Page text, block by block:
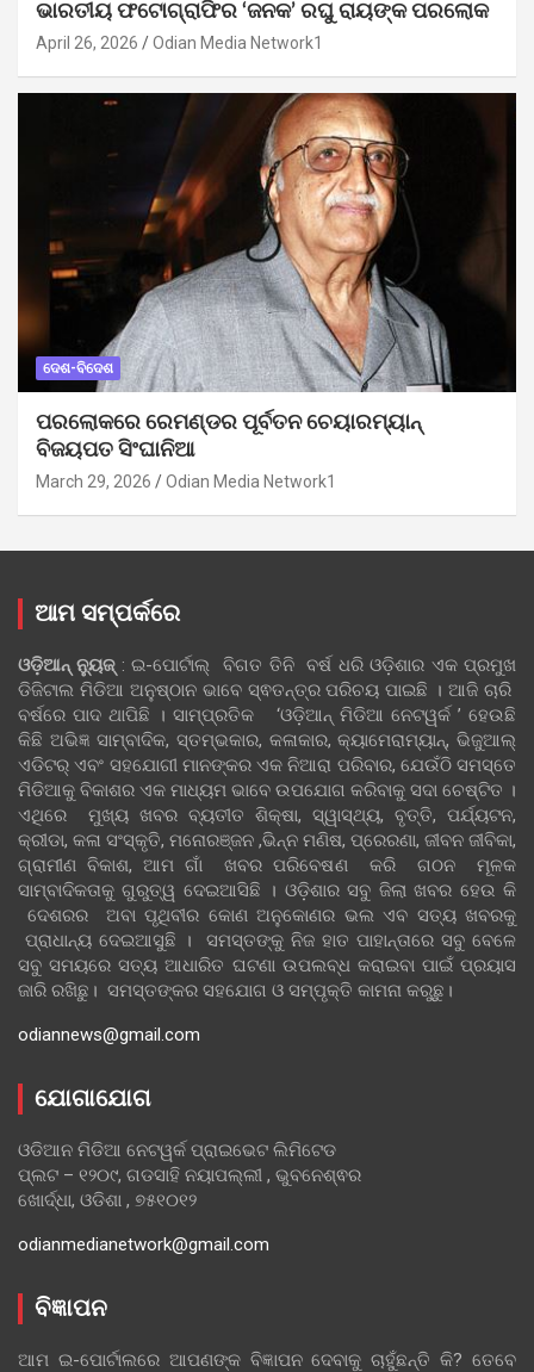
ଭାରତୀୟ ଫଟୋଗ୍ରାଫିର ‘ଜନକ’ ରଘୁ ରାୟଙ୍କ ପରଲୋକ
April 26, 2026 Odian Media Network1
ଦେଶ-ବିଦେଶ
ପରଲୋକରେ ରେମଣ୍ଡର ପୂର୍ବତନ ଚେୟାରମ୍ୟାନ୍
ବିଜୟପତ ସିଂଘାନିଆ
March 29, 2026 Odian Media Network1
ଆମ ସମ୍ପର୍କରେ
ଓଡ଼ିଆନ୍‍ ନ୍ୟୁଜ୍‍: ଇ-ପୋର୍ଟାଲ୍ ବିଗତ ତିନି ବର୍ଷ ଧରି ଓଡ଼ିଶାର ଏକ ପ୍ରମୁଖ
ଡିଜିଟାଲ ମିଡିଆ ଅନୁଷ୍ଠାନ ଭାବେ ସ୍ଵତନ୍ତ୍ର ପରିଚୟ ପାଇଛି । ଆଜି ଚାରି
ବର୍ଷରେ ପାଦ ଥାପିଛି । ସାମ୍ପ୍ରତିକ ‘ଓଡ଼ିଆନ୍‍ ମିଡିଆ ନେଟୱର୍କ ’ ହେଉଛି
କିଛି ଅଭିଜ୍ଞ ସାମ୍ବାଦିକ, ସ୍ତମ୍ଭକାର, କଳାକାର, କ୍ୟାମେରାମ୍ୟାନ୍, ଭିଜୁଆଲ୍
ଏଡିଟର୍ ଏବଂ ସହଯୋଗୀ ମାନଙ୍କର ଏକ ନିଆରା ପରିବାର, ଯେଉଁଠି ସମସ୍ତେ
ମିଡିଆକୁ ବିକାଶର ଏକ ମାଧ୍ୟମ ଭାବେ ଉପଯୋଗ କରିବାକୁ ସଦା ଚେଷ୍ଟିତ ।
ଏଥିରେ ମୁଖ୍ୟ ଖବର ବ୍ୟତୀତ ଶିକ୍ଷା, ସ୍ୱାସ୍ଥ୍ୟ, ବୃତ୍ତି, ପର୍ଯ୍ୟଟନ,
କ୍ରୀଡା, କଳା ସଂସ୍କୃତି, ମନୋରଞ୍ଜନ ,ଭିନ୍ନ ମଣିଷ, ପ୍ରେରଣା, ଜୀବନ ଜୀବିକା,
ଗ୍ରାମୀଣ ବିକାଶ, ଆମ ଗାଁ ଖବର ପରିବେଷଣ କରି ଗଠନ ମୂଳକ
ସାମ୍ବାଦିକତାକୁ ଗୁରୁତ୍ୱ ଦେଇଆସିଛି । ଓଡ଼ିଶାର ସବୁ ଜିଲା ଖବର ହେଉ କି
ଦେଶରର ଅବା ପୃଥିବୀର କୋଣ ଅନୁକୋଣର ଭଲ ଏବ ସତ୍ୟ ଖବରକୁ
ପ୍ରାଧାନ୍ୟ ଦେଇଆସୁଛି । ସମସ୍ତଙ୍କୁ ନିଜ ହାତ ପାହାନ୍ତାରେ ସବୁ ବେଳେ
ସବୁ ସମୟରେ ସତ୍ୟ ଆଧାରିତ ଘଟଣା ଉପଲବ୍ଧ କରାଇବା ପାଇଁ ପ୍ରୟାସ
ଜାରି ରଖିଛୁ। ସମସ୍ତଙ୍କର ସହଯୋଗ ଓ ସମ୍ପୃକ୍ତି କାମନା କରୁଛୁ।
odiannews@gmail.com
ଯୋଗାଯୋଗ
ଓଡିଆନ ମିଡିଆ ନେଟୱର୍କ ପ୍ରାଇଭେଟ ଲିମିଟେଡ
ପ୍ଲଟ – ୧୨୦୯, ଗଡସାହି ନୟାପଲ୍ଲୀ , ଭୁବନେଶ୍ଵର
ଖୋର୍ଦ୍ଧା, ଓଡିଶା , ୭୫୧୦୧୨
odianmedianetwork@gmail.com
ବିଜ୍ଞାପନ
ଆମ ଇ-ପୋର୍ଟାଲରେ ଆପଣଙ୍କ ବିଜ୍ଞାପନ ଦେବାକୁ ଚାହୁଁଛନ୍ତି କି? ତେବେ